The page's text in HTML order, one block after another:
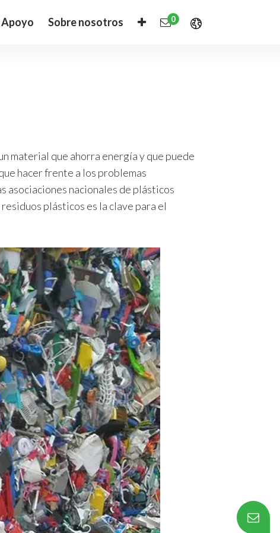
Apoyo Sobre nosotros 0
material que ahorra energía y que puede
hacer frente a los problemas
asociaciones nacionales de plásticos
plásticos es la clave para el